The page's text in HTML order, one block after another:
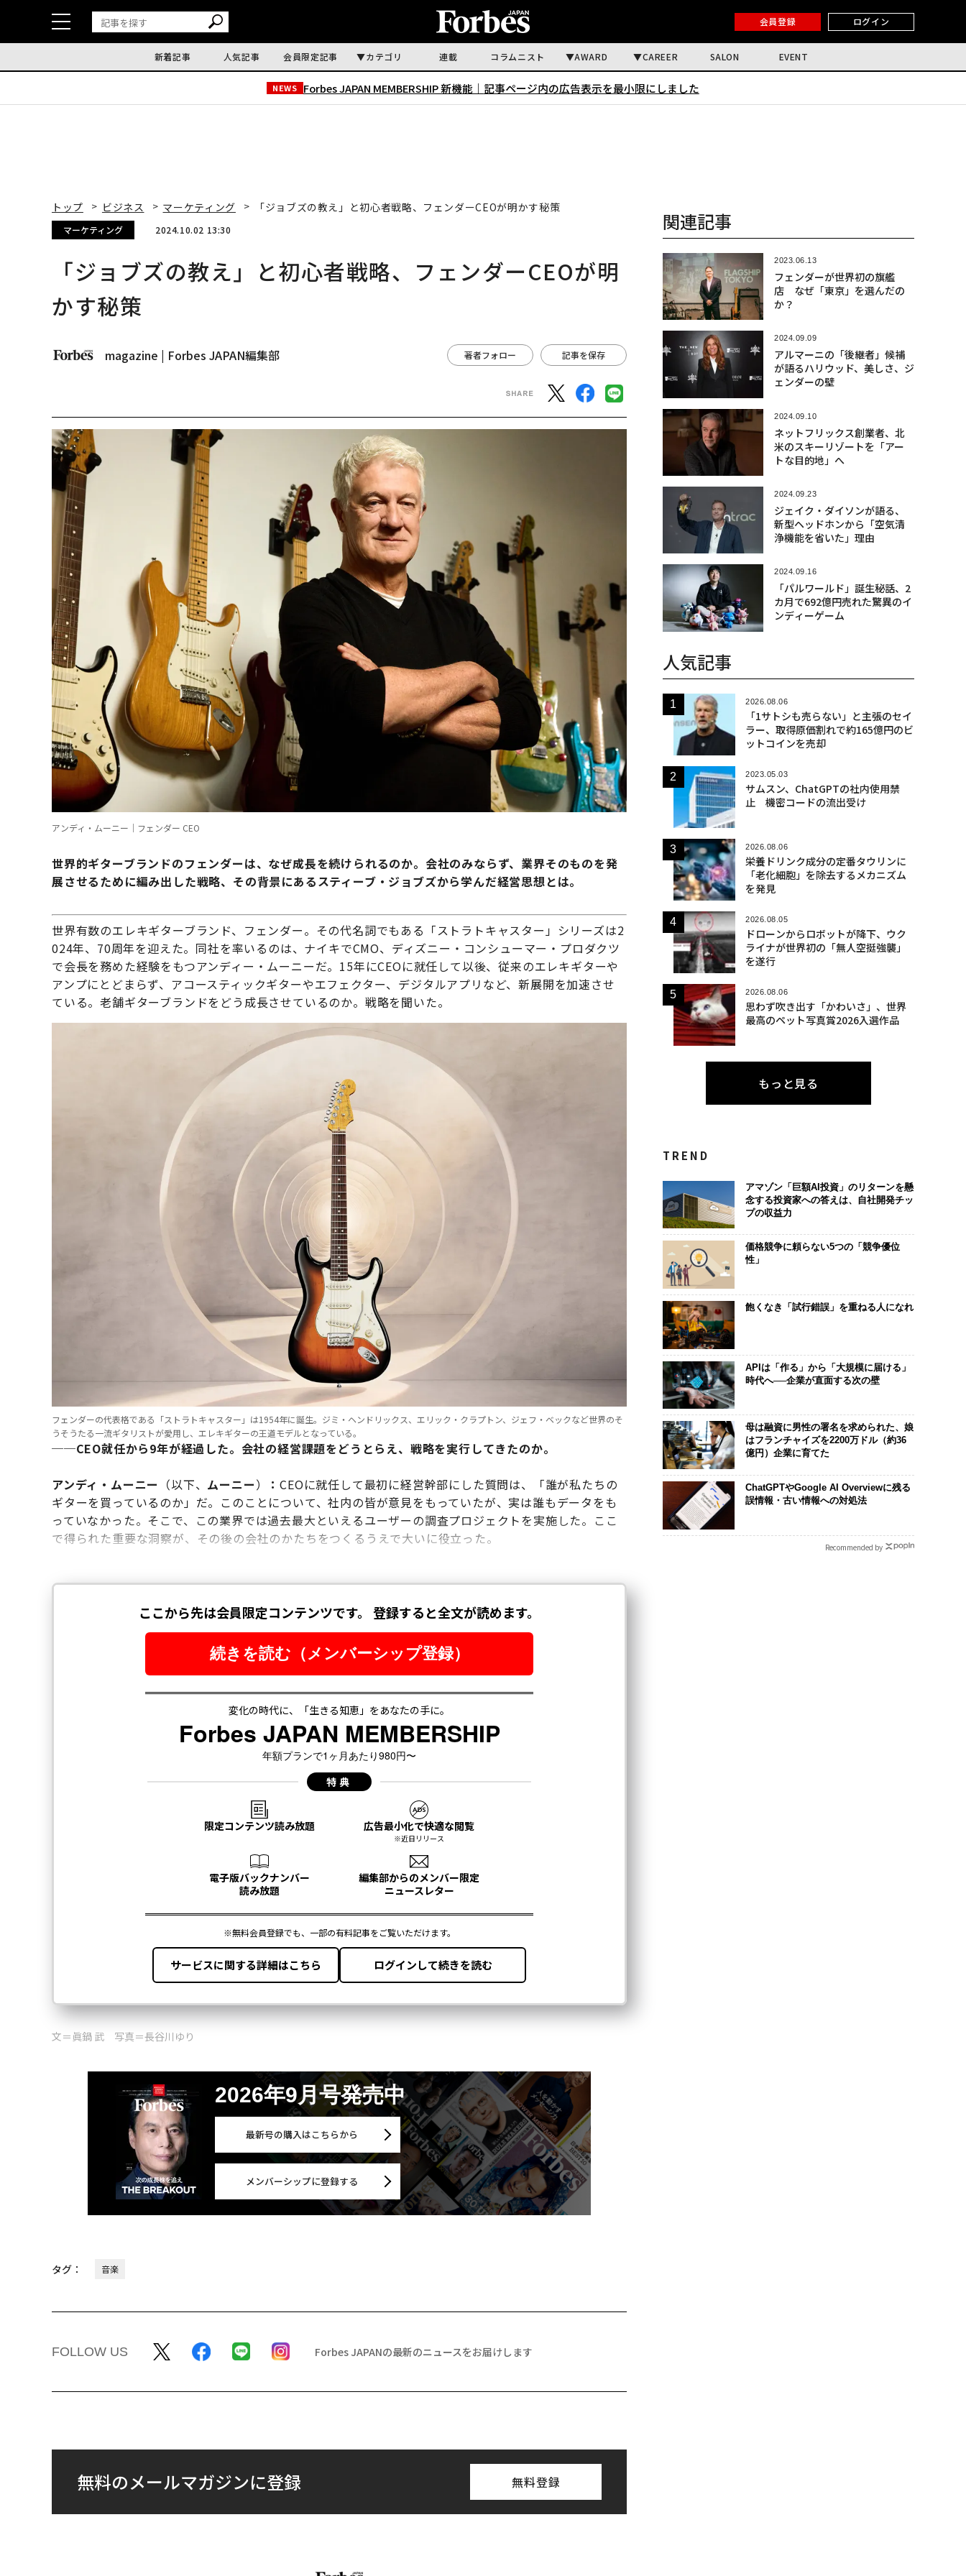
会員登録 ログイン
新着記事 人気記事 会員限定記事 カテゴリ 連載 コラムニスト AWARD CAREER SALON EVENT
NEWS Forbes JAPAN MEMBERSHIP 新機能｜ 記事ページ内の広告表示を最小限にしました
トップ ビジネス マーケティング 「ジョブズの教え」と初心者戦略、フェンダーCEOが明かす秘策
マーケティング 2024.10.02 13:30
「ジョブズの教え」と初心者戦略、フェンダーCEOが明
かす秘策
magazine | Forbes JAPAN編集部 著者フォロー 記事を保存
アンディ・ムーニー｜フェンダー CEO
世界的ギターブランドのフェンダーは、なぜ成長を続けられるのか。会社のみならず、業界そのものを発
展させるために編み出した戦略、その背景にあるスティーブ・ジョブズから学んだ経営思想とは。
世界有数のエレキギターブランド、フェンダー。その代名詞でもある「ストラトキャスター」シリーズは2
024年、70周年を迎えた。同社を率いるのは、ナイキでCMO、ディズニー・コンシューマー・プロダクツ
で会長を務めた経験をもつアンディー・ムーニーだ。15年にCEOに就任して以後、従来のエレキギターや
アンプにとどまらず、アコースティックギターやエフェクター、デジタルアプリなど、新展開を加速させ
ている。老舗ギターブランドをどう成長させているのか。戦略を聞いた。
フェンダーの代表格である「ストラトキャスター」は1954年に誕生。ジミ・ヘンドリックス、エリック・クラプトン、ジェフ・ベックなど世界のそ
うそうたる一流ギタリストが愛用し、エレキギターの王道モデルとなっている。
──CEO就任から9年が経過した。会社の経営課題をどうとらえ、戦略を実行してきたのか。
アンディ・ムーニー （以下、 ムーニー） ：CEOに就任して最初に経営幹部にした質問は、「誰が私たちの
ギターを買っているのか」だ。このことについて、社内の皆が意見をもっていたが、実は誰もデータをも
っていなかった。そこで、この業界では過去最大といえるユーザーの調査プロジェクトを実施した。ここ
で得られた重要な洞察が、その後の会社のかたちをつくるうえで大いに役立った。
文＝眞鍋 武 写真＝長谷川ゆり
2026年9月号発売中
最新号の購入はこちらから
メンバーシップに登録する
タグ： 音楽
FOLLOW US Forbes JAPANの最新のニュースをお届けします
無料のメールマガジンに登録 無料登録
関連記事
2023.06.13
フェンダーが世界初の旗艦
店 なぜ「東京」を選んだの
か？
2024.09.09
アルマーニの「後継者」候補
が語るハリウッド、美しさ、ジ
ェンダーの壁
2024.09.10
ネットフリックス創業者、北
米のスキーリゾートを「アー
トな目的地」へ
2024.09.23
ジェイク・ダイソンが語る、
新型ヘッドホンから「空気清
浄機能を省いた」理由
2024.09.16
「パルワールド」誕生秘話、2
カ月で692億円売れた驚異のイ
ンディーゲーム
人気記事
2026.08.06
「1サトシも売らない」と主張のセイ
ラー、取得原価割れで約165億円のビ
ットコインを売却
2023.05.03
サムスン、ChatGPTの社内使用禁
止 機密コードの流出受け
2026.08.06
栄養ドリンク成分の定番タウリンに
「老化細胞」を除去するメカニズム
を発見
2026.08.05
ドローンからロボットが降下、ウク
ライナが世界初の「無人空挺強襲」
を遂行
2026.08.06
思わず吹き出す「かわいさ」、世界
最高のペット写真賞2026入選作品
もっと見る
TREND
アマゾン「巨額AI投資」のリターンを懸
念する投資家への答えは、自社開発チッ
プの収益力
価格競争に頼らない5つの「競争優位
性」
飽くなき「試行錯誤」を重ねる人になれ
APIは「作る」から「大規模に届ける」
時代へ──企業が直面する次の壁
母は融資に男性の署名を求められた、娘
はフランチャイズを2200万ドル（約36
億円）企業に育てた
ChatGPTやGoogle AI Overviewに残る
誤情報・古い情報への対処法
Recommended by